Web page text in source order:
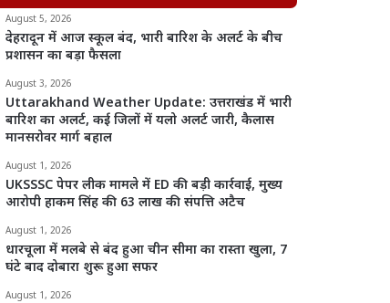
August 5, 2026
देहरादून में आज स्कूल बंद, भारी बारिश के अलर्ट के बीच
प्रशासन का बड़ा फैसला
August 3, 2026
Uttarakhand Weather Update: उत्तराखंड में भारी
बारिश का अलर्ट, कई जिलों में यलो अलर्ट जारी, कैलास
मानसरोवर मार्ग बहाल
August 1, 2026
UKSSSC पेपर लीक मामले में ED की बड़ी कार्रवाई, मुख्य
आरोपी हाकम सिंह की 63 लाख की संपत्ति अटैच
August 1, 2026
धारचूला में मलबे से बंद हुआ चीन सीमा का रास्ता खुला, 7
घंटे बाद दोबारा शुरू हुआ सफर
August 1, 2026